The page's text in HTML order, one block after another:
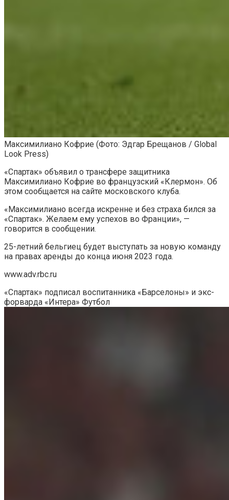
Максимилиано Кофрие (Фото: Эдгар Брещанов / Global
Look Press)
«Спартак» объявил о трансфере защитника
Максимилиано Кофрие во французский «Клермон». Об
этом сообщается на сайте московского клуба.
«Максимилиано всегда искренне и без страха бился за
«Спартак». Желаем ему успехов во Франции», —
говорится в сообщении.
25-летний бельгиец будет выступать за новую команду
на правах аренды до конца июня 2023 года.
www.adv.rbc.ru
«Спартак» подписал воспитанника «Барселоны» и экс-
форварда «Интера» Футбол